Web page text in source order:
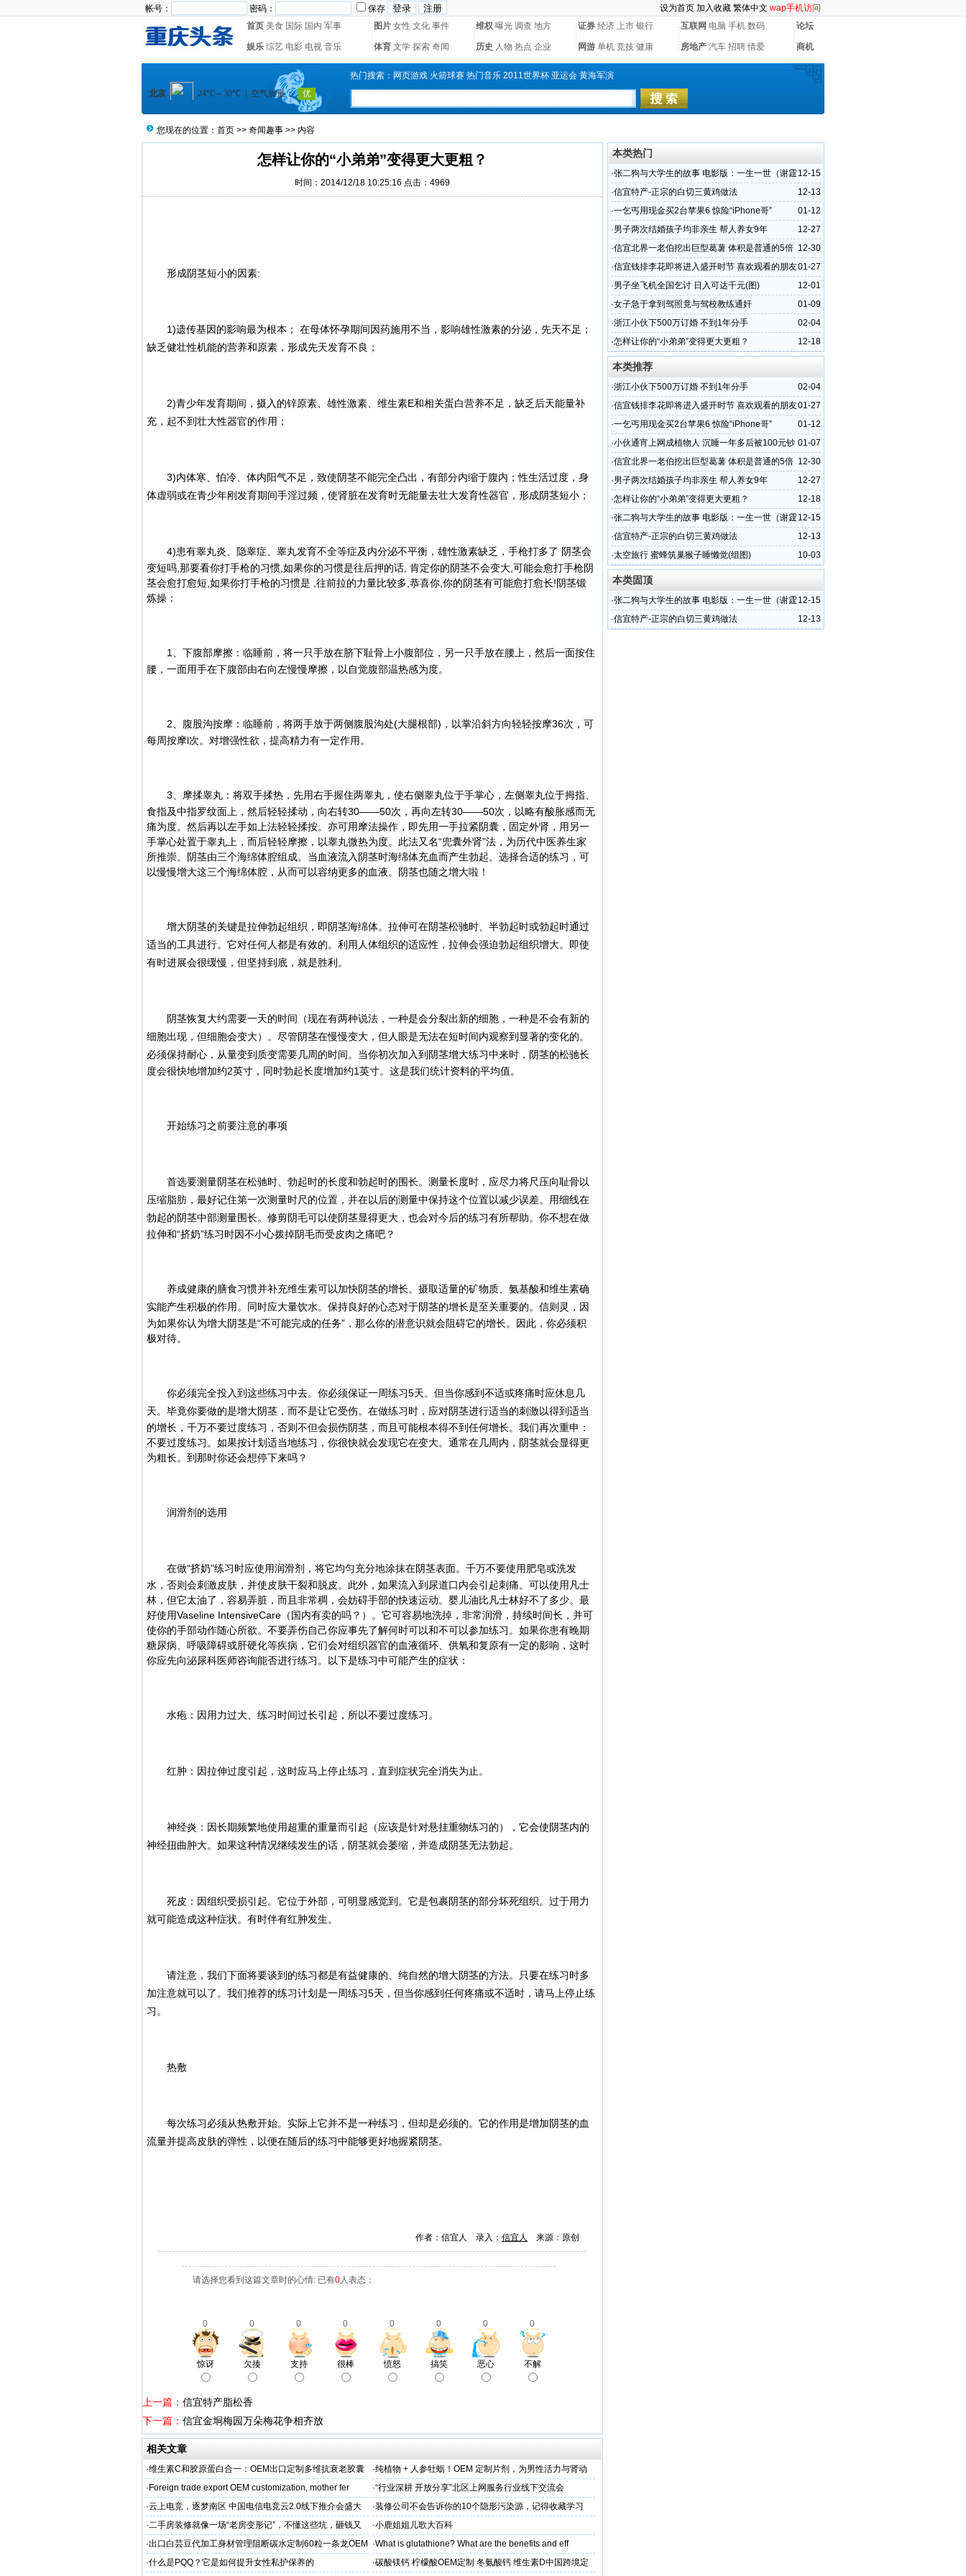
帐号： 密码： 保存 设为首页 加入收藏 繁体中文 wap手机访问
首页 美食 国际 国内 军事 图片 女性 文化 事件 维权 曝光 调查 地方 证券 经济 上市 银行 互联网 电脑 手机 数码 论坛
娱乐 综艺 电影 电视 音乐 体育 文学 探索 奇闻 历史 人物 热点 企业 网游 单机 竞技 健康 房地产 汽车 招聘 情爱 商机
热门搜索： 网页游戏 火箭球赛 热门音乐 2011世界杯 亚运会 黄海军演
您现在的位置： 首页 >> 奇闻趣事 >> 内容
怎样让你的“小弟弟”变得更大更粗？
时间：2014/12/18 10:25:16 点击：4969
形成阴茎短小的因素:
1)遗传基因的影响最为根本； 在母体怀孕期间因药施用不当，影响雄性激素的分泌，先天不足；
缺乏健壮性机能的营养和原素，形成先天发育不良；
2)青少年发育期间，摄入的锌原素、雄性激素、维生素E和相关蛋白营养不足，缺乏后天能量补
充，起不到壮大性器官的作用；
3)内体寒、怕冷、体内阳气不足，致使阴茎不能完全凸出，有部分内缩于腹内；性生活过度，身
体虚弱或在青少年刚发育期间手淫过频，使肾脏在发育时无能量去壮大发育性器官，形成阴茎短小；
4)患有睾丸炎、隐睾症、睾丸发育不全等症及内分泌不平衡，雄性激素缺乏， 手枪打多了 阴茎会
变短吗,那要看你打手枪的习惯,如果你的习惯是往后押的话, 肯定你的阴茎不会变大, 可能会愈打手枪阴
茎会愈打愈短,如果你打手枪的习惯是 ,往前拉的力量比较多,恭喜你,你的阴茎有可能愈打愈长!阴茎锻
炼操：
1、 下腹部摩擦：临睡前，将一只手放在脐下耻骨上小腹部位，另一只手放在腰上，然后一面按住
腰，一面用手在下腹部由右向左慢慢摩擦，以自觉腹部温热感为度。
2、 腹股沟按摩：临睡前，将两手放于两侧腹股沟处(大腿根部)，以掌沿斜方向轻轻按摩36次，可
每周按摩l次。对增强性欲，提高精力有一定作用。
3、 摩揉睾丸：将双手揉热，先用右手握住两睾丸，使右侧睾丸位于手掌心，左侧睾丸位于拇指、
食指及中指罗纹面上，然后轻轻揉动，向右转30——50次，再向左转30——50次，以略有酸胀感而无
痛为度。然后再以左手如上法轻轻揉按。亦可用摩法操作，即先用一手拉紧阴囊，固定外肾，用另一
手掌心处置于睾丸上，而后轻轻摩擦，以睾丸微热为度。此法又名“兜囊外肾”法，为历代中医养生家
所推崇。 阴茎由三个海绵体腔组成。当血液流入阴茎时海绵体充血而产生勃起。选择合适的练习，可
以慢慢增大这三个海绵体腔，从而可以容纳更多的血液。阴茎也随之增大啦！
增大阴茎的关键是拉伸勃起组织，即阴茎海绵体。拉伸可在阴茎松驰时、半勃起时或勃起时通过
适当的工具进行。它对任何人都是有效的。利用人体组织的适应性，拉伸会强迫勃起组织增大。即使
有时进展会很缓慢，但坚持到底，就是胜利。
阴茎恢复大约需要一天的时间（现在有两种说法，一种是会分裂出新的细胞，一种是不会有新的
细胞出现，但细胞会变大）。尽管阴茎在慢慢变大，但人眼是无法在短时间内观察到显著的变化的。
必须保持耐心，从量变到质变需要几周的时间。 当你初次加入到阴茎增大练习中来时，阴茎的松驰长
度会很快地增加约2英寸，同时勃起长度增加约1英寸。这是我们统计资料的平均值。
开始练习之前要注意的事项
首选要测量阴茎在松驰时、勃起时的长度和勃起时的围长。测量长度时，应尽力将尺压向耻骨以
压缩脂肪，最好记住第一次测量时尺的位置，并在以后的测量中保持这个位置以减少误差。用细线在
勃起的阴茎中部测量围长。 修剪阴毛可以使阴茎显得更大，也会对今后的练习有所帮助。你不想在做
拉伸和“挤奶”练习时因不小心拨掉阴毛而受皮肉之痛吧？
养成健康的膳食习惯并补充维生素可以加快阴茎的增长。摄取适量的矿物质、氨基酸和维生素确
实能产生积极的作用。同时应大量饮水。 保持良好的心态对于阴茎的增长是至关重要的。信则灵，因
为如果你认为增大阴茎是“不可能完成的任务”，那么你的潜意识就会阻碍它的增长。因此，你必须积
极对待。
你必须完全投入到这些练习中去。你必须保证一周练习5天。但当你感到不适或疼痛时应休息几
天。毕竟你要做的是增大阴茎，而不是让它受伤。 在做练习时，应对阴茎进行适当的刺激以得到适当
的增长，千万不要过度练习，否则不但会损伤阴茎，而且可能根本得不到任何增长。我们再次重申：
不要过度练习。 如果按计划适当地练习，你很快就会发现它在变大。通常在几周内，阴茎就会显得更
为粗长。到那时你还会想停下来吗？
润滑剂的选用
在做“挤奶”练习时应使用润滑剂，将它均匀充分地涂抹在阴茎表面。 千万不要使用肥皂或洗发
水，否则会刺激皮肤，并使皮肤干裂和脱皮。此外，如果流入到尿道口内会引起刺痛。 可以使用凡士
林，但它太油了，容易弄脏，而且非常稠，会妨碍手部的快速运动。 婴儿油比凡士林好不了多少。 最
好使用Vaseline IntensiveCare（国内有卖的吗？）。它可容易地洗掉，非常润滑，持续时间长，并可
使你的手部动作随心所欲。 不要弄伤自己你应事先了解何时可以和不可以参加练习。如果你患有晚期
糖尿病、呼吸障碍或肝硬化等疾病，它们会对组织器官的血液循环、供氧和复原有一定的影响，这时
你应先向泌尿科医师咨询能否进行练习。以下是练习中可能产生的症状：
水疱：因用力过大、练习时间过长引起，所以不要过度练习。
红肿：因拉伸过度引起，这时应马上停止练习，直到症状完全消失为止。
神经炎：因长期频繁地使用超重的重量而引起（应该是针对悬挂重物练习的），它会使阴茎内的
神经扭曲肿大。如果这种情况继续发生的话，阴茎就会萎缩，并造成阴茎无法勃起。
死皮：因组织受损引起。它位于外部，可明显感觉到。它是包裹阴茎的部分坏死组织。过于用力
就可能造成这种症状。有时伴有红肿发生。
请注意，我们下面将要谈到的练习都是有益健康的、纯自然的增大阴茎的方法。只要在练习时多
加注意就可以了。我们推荐的练习计划是一周练习5天，但当你感到任何疼痛或不适时，请马上停止练
习。
热敷
每次练习必须从热敷开始。实际上它并不是一种练习，但却是必须的。它的作用是增加阴茎的血
流量并提高皮肤的弹性，以便在随后的练习中能够更好地握紧阴茎。
作者：信宜人 录入： 信宜人 来源：原创
请选择您看到这篇文章时的心情: 已有0人表态：
0 0 0 0 0 0 0 0
惊讶 欠揍 支持 很棒 愤怒 搞笑 恶心 不解
上一篇： 信宜特产脂松香
下一篇： 信宜金垌梅园万朵梅花争相齐放
相关文章
·维生素C和胶原蛋白合一：OEM出口定制多维抗衰老胶囊 ·纯植物 + 人参牡蛎！OEM 定制片剂，为男性活力与肾动
力保驾护航
· Foreign trade export OEM customization, mother fer ·“行业深耕 开放分享”北区上网服务行业线下交流会
·云上电竞，逐梦南区 中国电信电竞云2.0线下推介会盛大
启幕
·装修公司不会告诉你的10个隐形污染源，记得收藏学习
·二手房装修就像一场“老房变形记”，不懂这些坑，砸钱又
糟心！看完这篇再开工
·小鹿姐姐儿歌大百科
·出口白芸豆代加工身材管理阻断碳水定制60粒一条龙OEM
贴牌
·What is glutathione? What are the benefits and eff
·什么是PQQ？它是如何提升女性私护保养的 ·碳酸镁钙 柠檬酸OEM定制 冬氨酸钙 维生素D中国跨境定
本类热门
12-15
·张二狗与大学生的故事 电影版：一生一世（谢霆
锋演）
12-13
·信宜特产-正宗的白切三黄鸡做法
01-12
·一乞丐用现金买2台苹果6 惊险“iPhone哥”
12-27
·男子两次结婚孩子均非亲生 帮人养女9年
12-30
·信宜北界一老伯挖出巨型葛薯 体积是普通的5倍
01-27
·信宜钱排李花即将进入盛开时节 喜欢观看的朋友
不容错过
12-01
·男子坐飞机全国乞讨 日入可达千元(图)
01-09
·女子急于拿到驾照竟与驾校教练通奸
02-04
·浙江小伙下500万订婚 不到1年分手
12-18
·怎样让你的“小弟弟”变得更大更粗？
本类推荐
02-04
·浙江小伙下500万订婚 不到1年分手
01-27
·信宜钱排李花即将进入盛开时节 喜欢观看的朋友
不容错过
01-12
·一乞丐用现金买2台苹果6 惊险“iPhone哥”
01-07
·小伙通宵上网成植物人 沉睡一年多后被100元钞
票唤醒
12-30
·信宜北界一老伯挖出巨型葛薯 体积是普通的5倍
12-27
·男子两次结婚孩子均非亲生 帮人养女9年
12-18
·怎样让你的“小弟弟”变得更大更粗？
12-15
·张二狗与大学生的故事 电影版：一生一世（谢霆
锋演）
12-13
·信宜特产-正宗的白切三黄鸡做法
10-03
·太空旅行 蜜蜂筑巢猴子睡懒觉(组图)
本类固顶
12-15
·张二狗与大学生的故事 电影版：一生一世（谢霆
锋演）
12-13
·信宜特产-正宗的白切三黄鸡做法